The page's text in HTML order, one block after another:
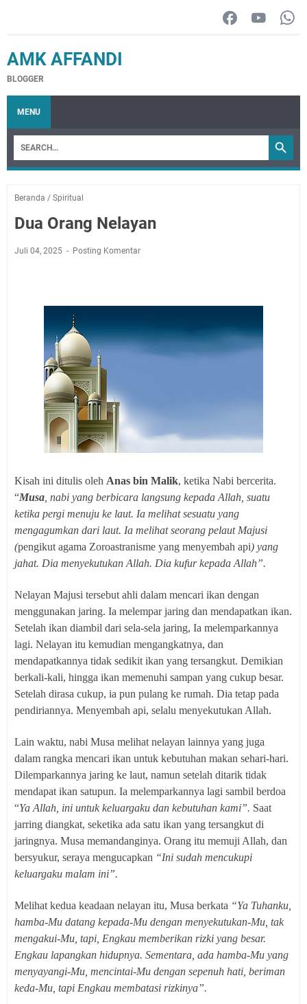
AMK AFFANDI
BLOGGER
MENU
Beranda / Spiritual
Dua Orang Nelayan
Juli 04, 2025 Posting Komentar
Kisah ini ditulis oleh Anas bin Malik, ketika Nabi bercerita.
“Musa , nabi yang berbicara langsung kepada Allah, suatu
ketika pergi menuju ke laut. Ia melihat sesuatu yang
mengagumkan dari laut. Ia melihat seorang pelaut Majusi
(pengikut agama Zoroastranisme yang menyembah api) yang
jahat. Dia menyekutukan Allah. Dia kufur kepada Allah”.
Nelayan Majusi tersebut ahli dalam mencari ikan dengan
menggunakan jaring. Ia melempar jaring dan mendapatkan ikan.
Setelah ikan diambil dari sela-sela jaring, Ia melemparkannya
lagi. Nelayan itu kemudian mengangkatnya, dan
mendapatkannya tidak sedikit ikan yang tersangkut. Demikian
berkali-kali, hingga ikan memenuhi sampan yang cukup besar.
Setelah dirasa cukup, ia pun pulang ke rumah. Dia tetap pada
pendiriannya. Menyembah api, selalu menyekutukan Allah.
Lain waktu, nabi Musa melihat nelayan lainnya yang juga
dalam rangka mencari ikan untuk kebutuhan makan sehari-hari.
Dilemparkannya jaring ke laut, namun setelah ditarik tidak
mendapat ikan satupun. Ia melemparkannya lagi sambil berdoa
“Ya Allah, ini untuk keluargaku dan kebutuhan kami”. Saat
jarring diangkat, seketika ada satu ikan yang tersangkut di
jaringnya. Musa memandanginya. Orang itu memuji Allah, dan
bersyukur, seraya mengucapkan “Ini sudah mencukupi
keluargaku malam ini”.
Melihat kedua keadaan nelayan itu, Musa berkata “Ya Tuhanku,
hamba-Mu datang kepada-Mu dengan menyekutukan-Mu, tak
mengakui-Mu, tapi, Engkau memberikan rizki yang besar.
Engkau lapangkan hidupnya. Sementara, ada hamba-Mu yang
menyayangi-Mu, mencintai-Mu dengan sepenuh hati, beriman
keda-Mu, tapi Engkau membatasi rizkinya”.